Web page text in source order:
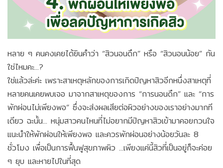
หลาย ๆ คนคงเคยได้ยินคำว่า “สิวนอนดึก” หรือ “สิวนอนน้อย” กัน
ใช่ไหมคะ...?
ใช่แล้วล่ะค่ะ เพราะสาเหตุหลักของการเกิดปัญหาสิวอีกหนึ่งสาเหตุที่
หลายคนเคยพบเจอ มาจากสาเหตุของการ “การนอนดึก” และ “การ
พักผ่อนไม่เพียงพอ” ซึ่งจะส่งผลเสียต่อผิวอย่างของเราอย่างมากที
เดียว ฉะนั้น... หนุ่มสาวคนไหนที่ไม่อยากมีปัญหาสิวเข้ามาคอยกวนใจ
แนะนำให้พักผ่อนให้เพียงพอ และควรพักผ่อนอย่างน้อยวันละ 8
ชั่วโมง เพื่อเป็นการฟื้นฟูสุขภาพผิว ...เพียงแค่นี้สิวที่เป็นอยู่ก็จะค่อย
ๆ ยุบ และหายไปในที่สุด